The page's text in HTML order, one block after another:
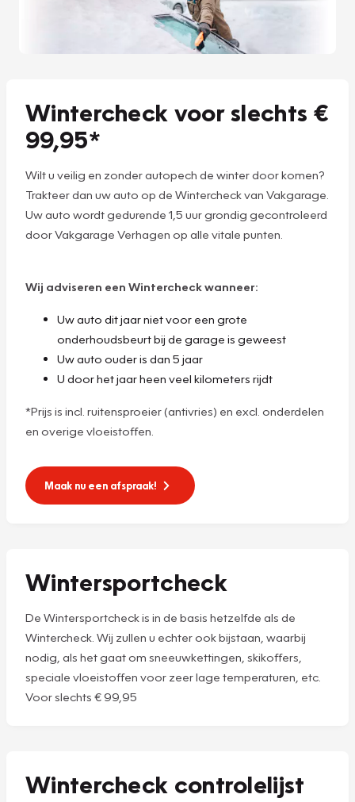
Wintercheck voor slechts €
99,95*
Wilt u veilig en zonder autopech de winter door komen?
Trakteer dan uw auto op de Wintercheck van Vakgarage.
Uw auto wordt gedurende 1,5 uur grondig gecontroleerd
door Vakgarage Verhagen op alle vitale punten.
Wij adviseren een Wintercheck wanneer:
Uw auto dit jaar niet voor een grote
onderhoudsbeurt bij de garage is geweest
Uw auto ouder is dan 5 jaar
U door het jaar heen veel kilometers rijdt
*Prijs is incl. ruitensproeier (antivries) en excl. onderdelen
en overige vloeistoffen.
Maak nu een afspraak!
Wintersportcheck
De Wintersportcheck is in de basis hetzelfde als de
Wintercheck. Wij zullen u echter ook bijstaan, waarbij
nodig, als het gaat om sneeuwkettingen, skikoffers,
speciale vloeistoffen voor zeer lage temperaturen, etc.
Voor slechts € 99,95
Wintercheck controlelijst